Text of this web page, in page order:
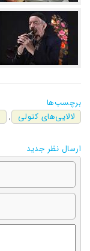
برچسب‌ها
لالایی‌های کتولی
,
ارسال نظر جدید